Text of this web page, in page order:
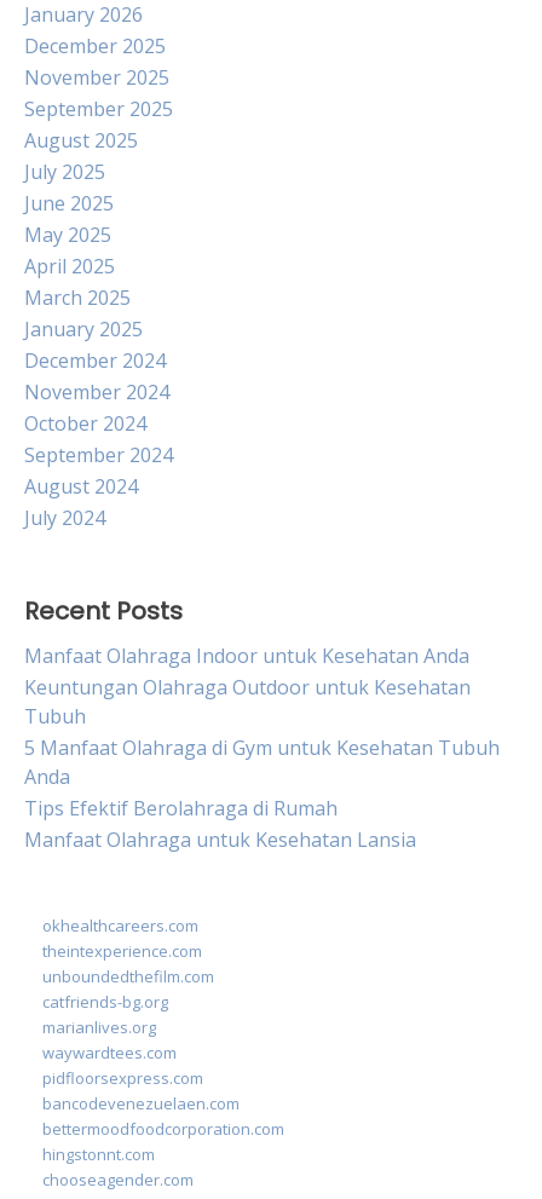
January 2026
December 2025
November 2025
September 2025
August 2025
July 2025
June 2025
May 2025
April 2025
March 2025
January 2025
December 2024
November 2024
October 2024
September 2024
August 2024
July 2024
Recent Posts
Manfaat Olahraga Indoor untuk Kesehatan Anda
Keuntungan Olahraga Outdoor untuk Kesehatan
Tubuh
5 Manfaat Olahraga di Gym untuk Kesehatan Tubuh
Anda
Tips Efektif Berolahraga di Rumah
Manfaat Olahraga untuk Kesehatan Lansia
okhealthcareers.com
theintexperience.com
unboundedthefilm.com
catfriends-bg.org
marianlives.org
waywardtees.com
pidfloorsexpress.com
bancodevenezuelaen.com
bettermoodfoodcorporation.com
hingstonnt.com
chooseagender.com